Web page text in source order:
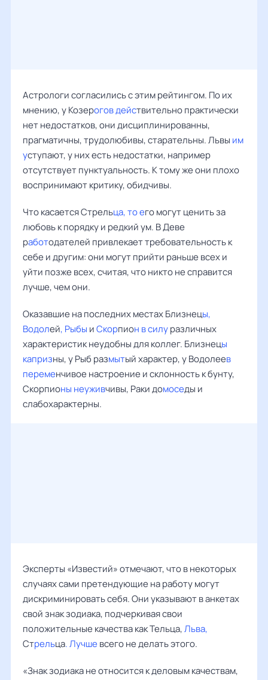
Астрологи согласились с этим рейтингом. По их
мнению, у Козерогов действительно практически
нет недостатков, они дисциплинированны,
прагматичны, трудолюбивы, старательны. Львы им
уступают, у них есть недостатки, например
отсутствует пунктуальность. К тому же они плохо
воспринимают критику, обидчивы.
Что касается Стрельца, то его могут ценить за
любовь к порядку и редкий ум. В Деве
работодателей привлекает требовательность к
себе и другим: они могут прийти раньше всех и
уйти позже всех, считая, что никто не справится
лучше, чем они.
Оказавшие на последних местах Близнецы,
Водолей, Рыбы иСкорпион в силуразличных
характеристик неудобны для коллег. Близнецы
капризны, у Рыб размытый характер, у Водолеев
переменчивое настроение и склонность к бунту,
Скорпионы неуживчивы, Раки домоседы и
слабохарактерны.
Эксперты «Известий» отмечают, что в некоторых
случаях сами претендующие на работу могут
дискриминировать себя. Они указывают в анкетах
свой знак зодиака, подчеркивая свои
положительные качества как Тельца,Льва,
Стрельца. Лучше всего не делать этого.
«Знак зодиака не относится к деловым качествам,